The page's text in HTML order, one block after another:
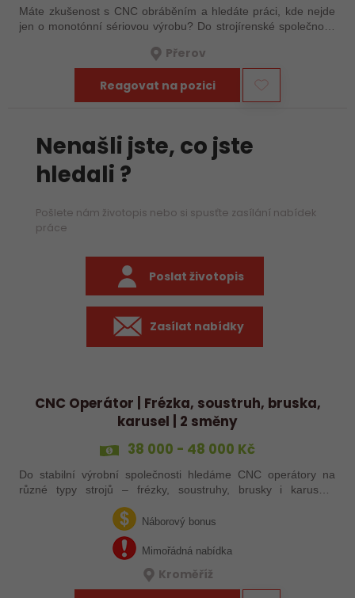
Máte zkušenost s CNC obráběním a hledáte práci, kde nejde
jen o monotónní sériovou výrobu? Do strojírenské společnosti
Přerov
Reagovat na pozici
Nenašli jste, co jste
hledali ?
Pošlete nám životopis nebo si spusťte zasílání nabídek
práce
Poslat životopis
Zasílat nabídky
CNC Operátor | Frézka, soustruh, bruska,
karusel | 2 směny
38 000 - 48 000 Kč
Do stabilní výrobní společnosti hledáme CNC operátory na
různé typy strojů – frézky, soustruhy, brusky i karusely.
Uplatnění u nás najdou zkušení obráběči i absolventi
technických oborů, kteří se…Náborový bonus
Mimořádná nabídka
Kroměříž